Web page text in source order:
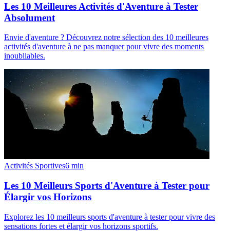
Les 10 Meilleures Activités d'Aventure à Tester
Absolument
Envie d'aventure ? Découvrez notre sélection des 10 meilleures
activités d'aventure à ne pas manquer pour vivre des moments
inoubliables.
Activités Sportives6 min
Les 10 Meilleurs Sports d'Aventure à Tester pour
Élargir vos Horizons
Explorez les 10 meilleurs sports d'aventure à tester pour vivre des
sensations fortes et élargir vos horizons sportifs.